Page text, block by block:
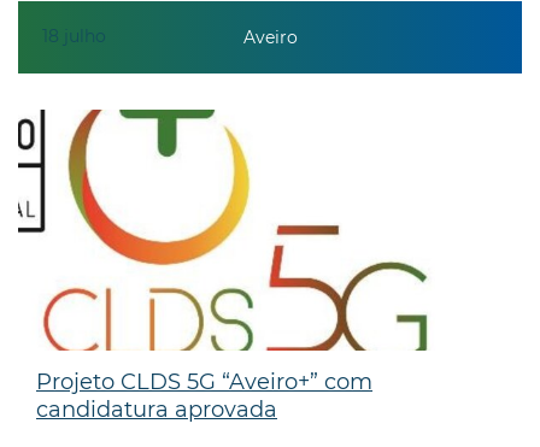
18 julho Aveiro
Projeto CLDS 5G “Aveiro+” com
candidatura aprovada